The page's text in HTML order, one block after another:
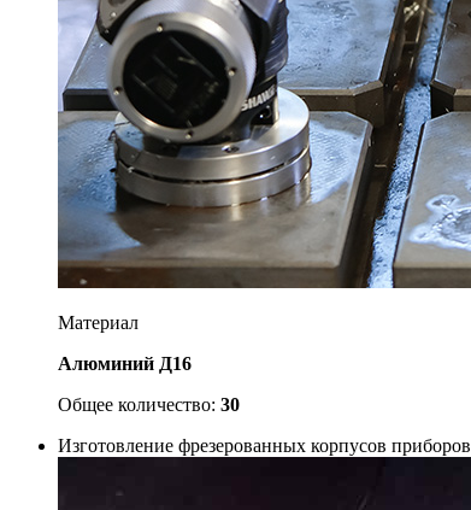
Материал
Алюминий Д16
Общее количество: 30
Изготовление фрезерованных корпусов приборов